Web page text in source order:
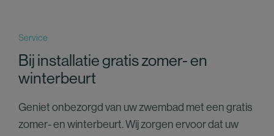
Service
Bij installatie gratis zomer- en
winterbeurt
Geniet onbezorgd van uw zwembad met een gratis
zomer- en winterbeurt. Wij zorgen ervoor dat uw